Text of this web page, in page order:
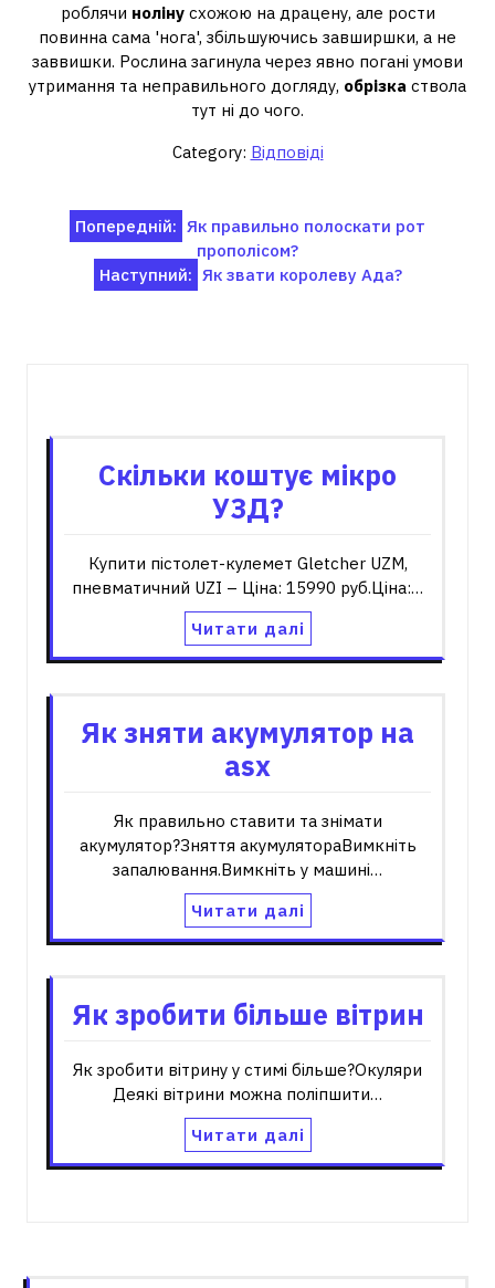
роблячи нолінусхожою на драцену, але рости
повинна сама 'нога', збільшуючись завширшки, а не
заввишки. Рослина загинула через явно погані умови
утримання та неправильного догляду, обрізка ствола
тут ні до чого.
Category: Відповіді
Навігація
записів
Попередній: Як правильно полоскати рот
прополісом?
Наступний: Як звати королеву Ада?
Скільки коштує мікро
УЗД?
Купити пістолет-кулемет Gletcher UZM,
пневматичний UZI – Ціна: 15990 руб.Ціна:…
Читати далі
Як зняти акумулятор на
asx
Як правильно ставити та знімати
акумулятор?Зняття акумулятораВимкніть
запалювання.Вимкніть у машині…
Читати далі
Як зробити більше вітрин
Як зробити вітрину у стимі більше?Окуляри
Деякі вітрини можна поліпшити…
Читати далі